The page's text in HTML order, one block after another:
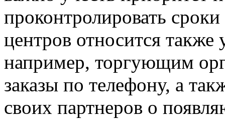
проконтролировать
центров относится также
например, торгующим
заказы по телефону, а
своих партнеров о